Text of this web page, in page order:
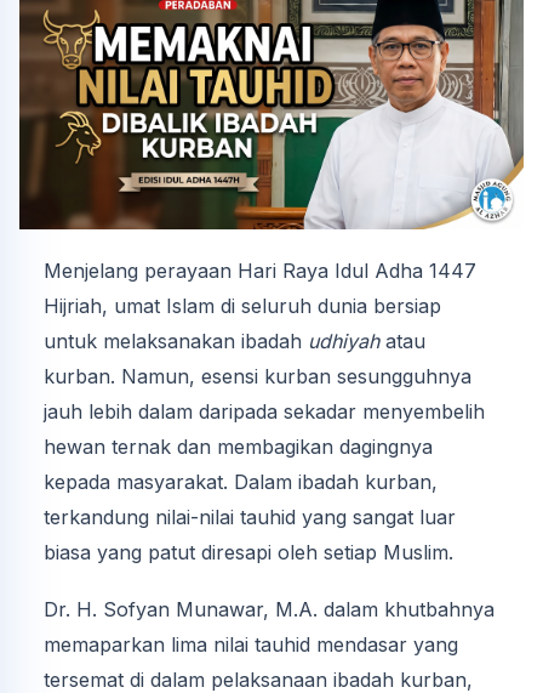
Menjelang perayaan Hari Raya Idul Adha 1447
Hijriah, umat Islam di seluruh dunia bersiap
untuk melaksanakan ibadah udhiyahatau
kurban. Namun, esensi kurban sesungguhnya
jauh lebih dalam daripada sekadar menyembelih
hewan ternak dan membagikan dagingnya
kepada masyarakat. Dalam ibadah kurban,
terkandung nilai-nilai tauhid yang sangat luar
biasa yang patut diresapi oleh setiap Muslim.
Dr. H. Sofyan Munawar, M.A. dalam khutbahnya
memaparkan lima nilai tauhid mendasar yang
tersemat di dalam pelaksanaan ibadah kurban,